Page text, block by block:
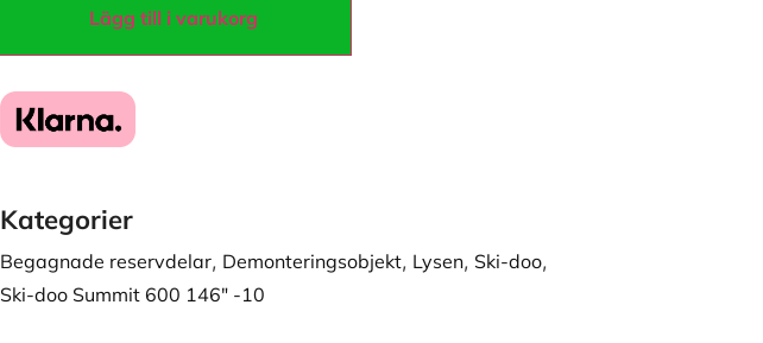
Lägg till i varukorg
Kategorier
Begagnade reservdelar, Demonteringsobjekt, Lysen, Ski-doo,
Ski-doo Summit 600 146" -10